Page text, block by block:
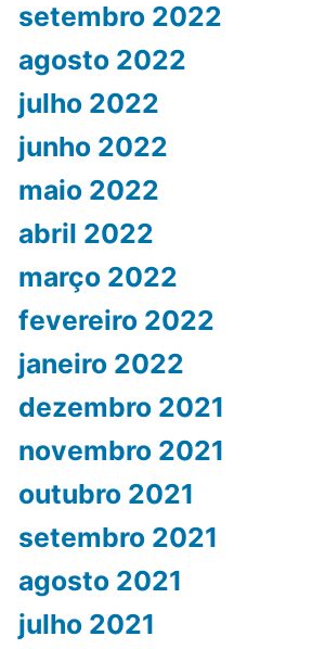
setembro 2022
agosto 2022
julho 2022
junho 2022
maio 2022
abril 2022
março 2022
fevereiro 2022
janeiro 2022
dezembro 2021
novembro 2021
outubro 2021
setembro 2021
agosto 2021
julho 2021